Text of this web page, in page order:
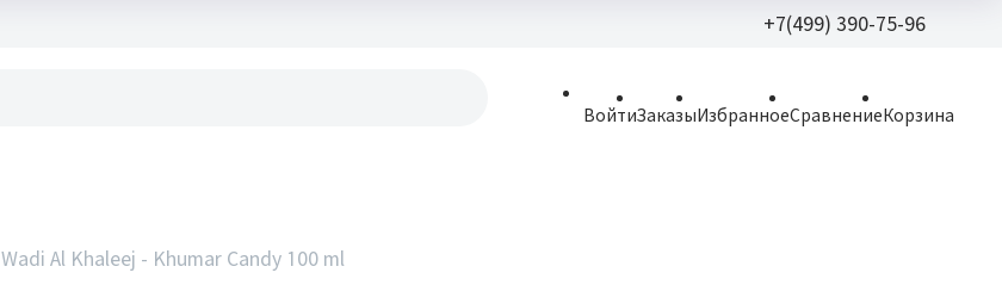
+7(499) 390-75-96
ВойтиЗаказыИзбранноеСравнениеКорзина
Wadi Al Khaleej - Khumar Candy 100 ml